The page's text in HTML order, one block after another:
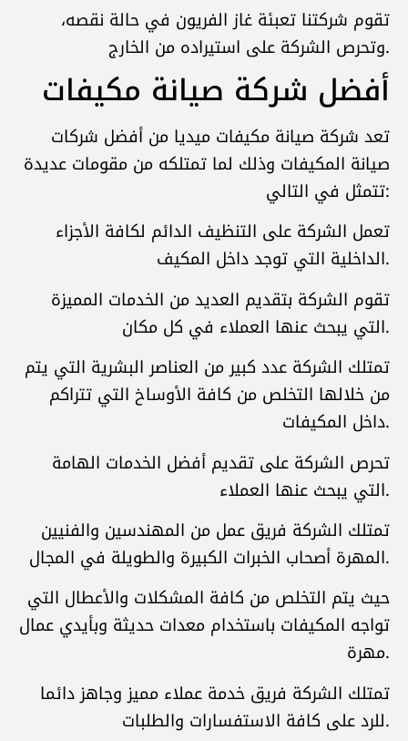
تقوم شركتنا تعبئة غاز الفريون في حالة نقصه،
وتحرص الشركة على استيراده من الخارج.
أفضل شركة صيانة مكيفات
تعد شركة صيانة مكيفات ميديا من أفضل شركات
صيانة المكيفات وذلك لما تمتلكه من مقومات عديدة
تتمثل في التالي:
تعمل الشركة على التنظيف الدائم لكافة الأجزاء
الداخلية التي توجد داخل المكيف.
تقوم الشركة بتقديم العديد من الخدمات المميزة
التي يبحث عنها العملاء في كل مكان.
تمتلك الشركة عدد كبير من العناصر البشرية التي يتم
من خلالها التخلص من كافة الأوساخ التي تتراكم
داخل المكيفات.
تحرص الشركة على تقديم أفضل الخدمات الهامة
التي يبحث عنها العملاء.
تمتلك الشركة فريق عمل من المهندسين والفنيين
المهرة أصحاب الخبرات الكبيرة والطويلة في المجال.
حيث يتم التخلص من كافة المشكلات والأعطال التي
تواجه المكيفات باستخدام معدات حديثة وبأيدي عمال
مهرة.
تمتلك الشركة فريق خدمة عملاء مميز وجاهز دائما
للرد على كافة الاستفسارات والطلبات.